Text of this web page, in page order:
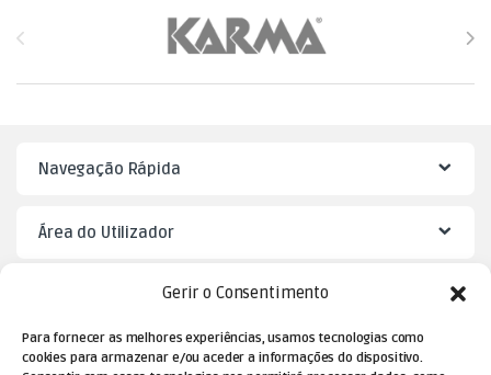
Gerir o Consentimento
Para fornecer as melhores experiências, usamos tecnologias como
cookies para armazenar e/ou aceder a informações do dispositivo.
Navegação Rápida
Área do Utilizador